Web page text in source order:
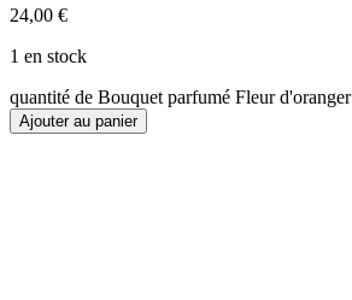
24,00 €
1 en stock
quantité de Bouquet parfumé Fleur d'oranger
Ajouter au panier